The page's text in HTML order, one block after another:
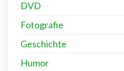
DVD
Fotografie
Geschichte
Humor